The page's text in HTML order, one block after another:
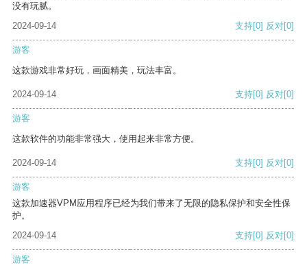
没有玩腻。
2024-09-14
支持[0] 反对[0]
游客
这款游戏非常好玩，画面精美，玩法丰富。
2024-09-14 支持[0] 反对[0]
游客
这款软件的功能非常强大，使用起来非常方便。
2024-09-14 支持[0] 反对[0]
游客
这款加速器VPM应用程序已经为我们带来了无限的隐私保护和安全性保
护。
2024-09-14
支持[0] 反对[0]
游客